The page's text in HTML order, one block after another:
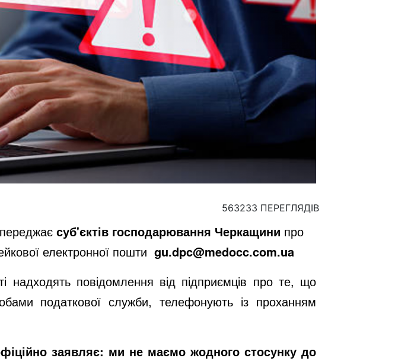
563233 ПЕРЕГЛЯДІВ
суб'єктів господарювання Черкащини про
електронної пошти gu.dpc@medocc.com.ua
надходять повідомлення від підприємців про те, що
податкової служби, телефонують із проханням
заявляє: ми не маємо жодного стосунку до